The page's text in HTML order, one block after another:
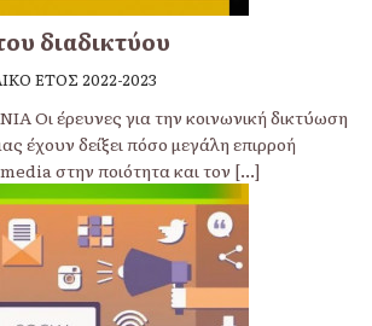
διαδικτύου
ΕΤΟΣ 2022-2023
Οι έρευνες για την κοινωνική δικτύωση
έχουν δείξει πόσο μεγάλη επιρροή
στην ποιότητα και τον [...]